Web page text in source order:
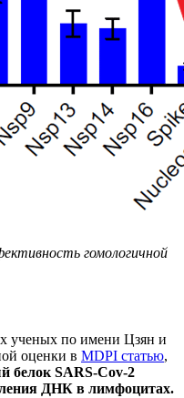
гомологичной
ученых по имени Цзян и
оценки в MDPI статью,
белок SARS-Cov-2
ДНК в лимфоцитах.